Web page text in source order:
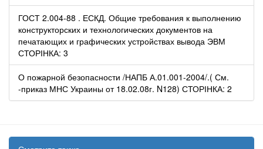
ГОСТ 2.004-88 . ЕСКД. Общие требования к выполнению
конструкторских и технологических документов на
печатающих и графических устройствах вывода ЭВМ
СТОРІНКА: 3
О пожарной безопасности /НАПБ А.01.001-2004/.( См.
-приказ МНС Украины от 18.02.08г. N128) СТОРІНКА: 2